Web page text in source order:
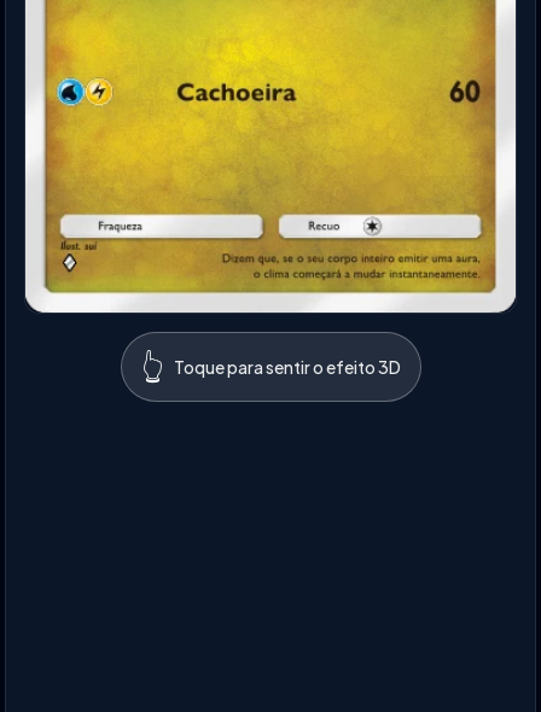
👆 Toque para sentir o efeito 3D